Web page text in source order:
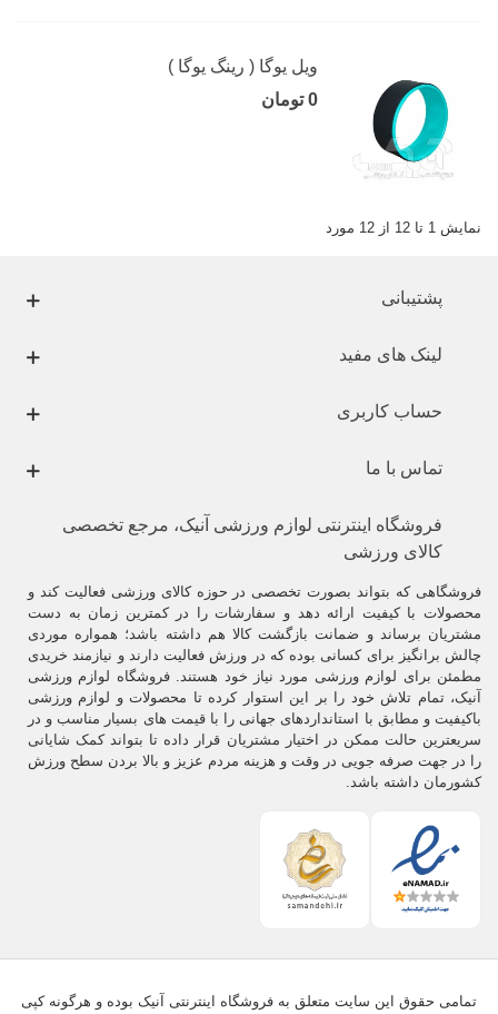
ویل یوگا ( رینگ یوگا )
0 تومان
نمایش 1 تا 12 از 12 مورد
پشتیبانی
لینک های مفید
حساب کاربری
تماس با ما
فروشگاه اینترنتی لوازم ورزشی آنیک، مرجع تخصصی
کالای ورزشی
فروشگاهی که بتواند بصورت تخصصی در حوزه کالای ورزشی فعالیت کند و
محصولات با کیفیت ارائه دهد و سفارشات را در کمترین زمان به دست
مشتریان برساند و ضمانت بازگشت کالا هم داشته باشد؛ همواره موردی
چالش برانگیز برای کسانی بوده که در ورزش فعالیت دارند و نیازمند خریدی
مطمئن برای لوازم ورزشی مورد نیاز خود هستند. فروشگاه لوازم ورزشی
آنیک، تمام تلاش خود را بر این استوار کرده تا محصولات و لوازم ورزشی
باکیفیت و مطابق با استانداردهای جهانی را با قیمت های بسیار مناسب و در
سریعترین حالت ممکن در اختیار مشتریان قرار داده تا بتواند کمک شایانی
را در جهت صرفه جویی در وقت و هزینه مردم عزیز و بالا بردن سطح ورزش
کشورمان داشته باشد.
تمامی حقوق این سایت متعلق به فروشگاه اینترنتی آنیک بوده و هرگونه کپی